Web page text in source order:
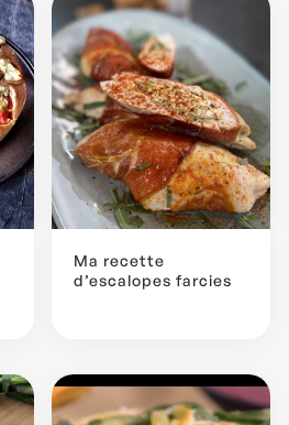
Ma recette
d’escalopes farcies